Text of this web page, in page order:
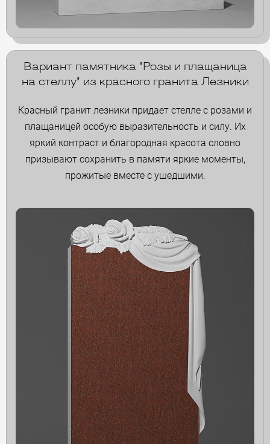
Вариант памятника "Розы и плащаница
на стеллу" из красного гранита Лезники
Красный гранит лезники придает стелле с розами и
плащаницей особую выразительность и силу. Их
яркий контраст и благородная красота словно
призывают сохранить в памяти яркие моменты,
прожитые вместе с ушедшими.